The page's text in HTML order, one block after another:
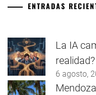
ENTRADAS
La IA
realidad?
6 agosto,